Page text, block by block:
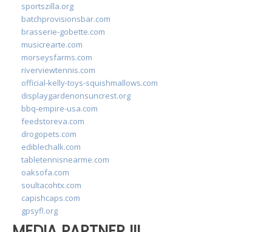
sportszilla.org
batchprovisionsbar.com
brasserie-gobette.com
musicrearte.com
morseysfarms.com
riverviewtennis.com
official-kelly-toys-squishmallows.com
displaygardenonsuncrest.org
bbq-empire-usa.com
feedstoreva.com
drogopets.com
ediblechalk.com
tabletennisnearme.com
oaksofa.com
soultacohtx.com
capishcaps.com
gpsyfl.org